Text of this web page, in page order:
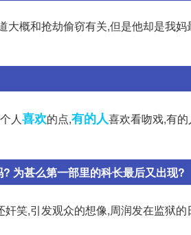
概和抢劫偷窃有关,但是他却是我
人喜欢的点,有的人喜欢看吻戏,有
为甚么第一部里的科长最后又出现?
笑,引发观众的想像,周润发在监狱